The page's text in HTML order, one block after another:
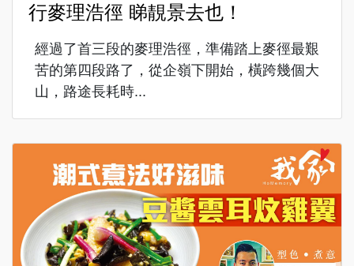
行麥理浩徑 睇靚景去也！
經過了首三段的麥理浩徑，準備踏上麥徑最艱
苦的第四段路了，從企嶺下開始，橫跨幾個大
山，路途長耗時...